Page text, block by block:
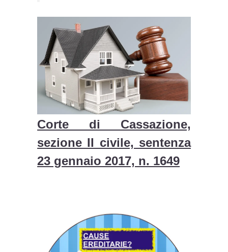
Corte di Cassazione,
sezione II civile, sentenza
23 gennaio 2017, n. 1649